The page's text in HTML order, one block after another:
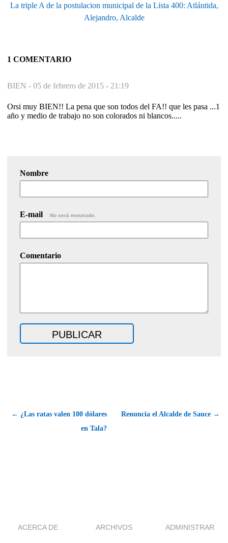
La triple A de la postulacion municipal de la Lista 400: Atlántida,
Alejandro, Alcalde
1 COMENTARIO
BIEN - 05 de febrero de 2015 - 21:19
Orsi muy BIEN!! La pena que son todos del FA!! que les pasa ...1
año y medio de trabajo no son colorados ni blancos.....
Nombre
E-mail No será mostrado.
Comentario
← ¿Las ratas valen 100 dólares
en Tala?
Renuncia el Alcalde de Sauce →
ACERCA DE ARCHIVOS ADMINISTRAR